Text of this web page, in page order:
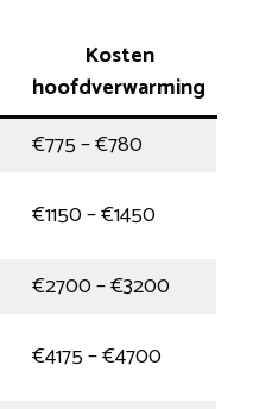
Kosten
hoofdverwarming
€775 – €780
€1150 – €1450
€2700 – €3200
€4175 – €4700